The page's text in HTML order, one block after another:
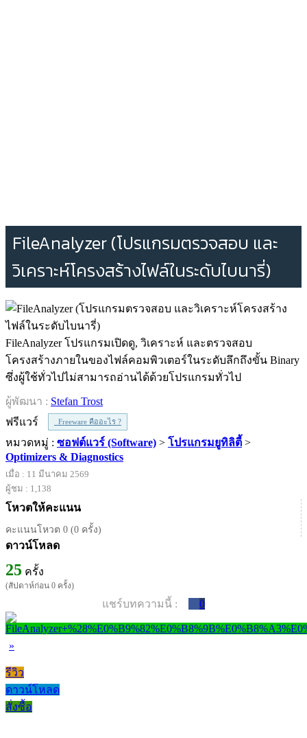
FileAnalyzer (โปรแกรมตรวจสอบ และ
วิเคราะห์โครงสร้างไฟล์ในระดับไบนารี่)
FileAnalyzer โปรแกรมเปิดดู, วิเคราะห์ และตรวจสอบ
โครงสร้างภายในของไฟล์คอมพิวเตอร์ในระดับลึกถึงขั้น Binary
ซึ่งผู้ใช้ทั่วไปไม่สามารถอ่านได้ด้วยโปรแกรมทั่วไป
ผู้พัฒนา : Stefan Trost
ฟรีแวร์
Freeware คืออะไร ?
หมวดหมู่ : ซอฟต์แวร์ (Software) > โปรแกรมยูทิลิตี้ >
Optimizers & Diagnostics
เมื่อ : 11 มีนาคม 2569
ผู้ชม : 1,138
โหวตให้คะแนน
คะแนนโหวต 0 (0 ครั้ง)
ดาวน์โหลด
25 ครั้ง
(สัปดาห์ก่อน 0 ครั้ง)
แชร์บทความนี้ : 0
»
รีวิว
ดาวน์โหลด
สั่งซื้อ